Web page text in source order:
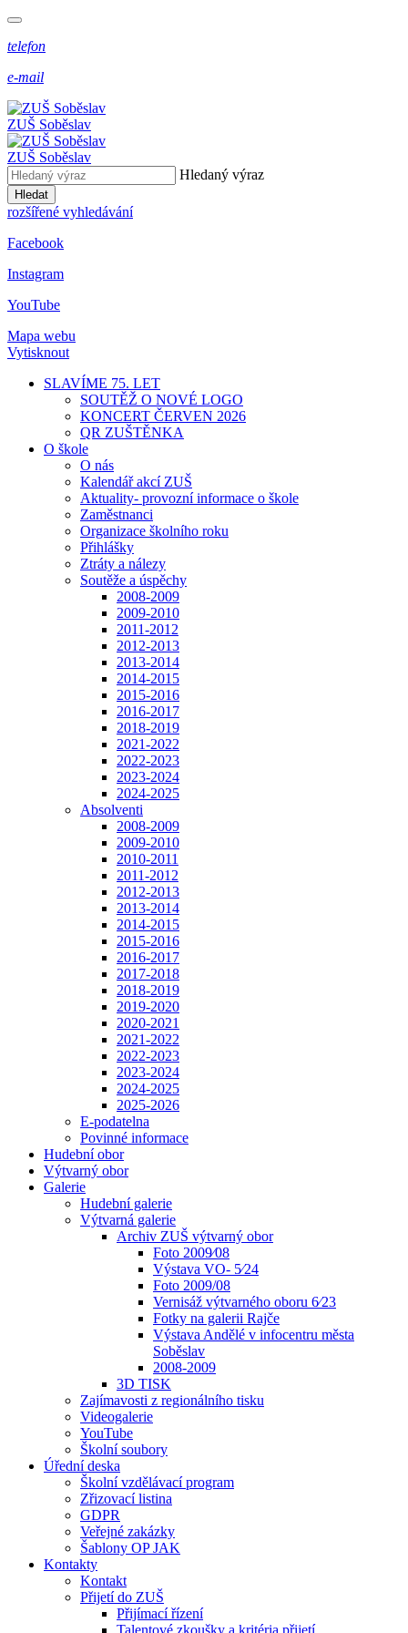
telefon
e-mail
ZUŠ Soběslav
ZUŠ Soběslav
Hledaný výraz
Hledat
rozšířené vyhledávání
Facebook
Instagram
YouTube
Mapa webu
Vytisknout
SLAVÍME 75. LET
SOUTĚŽ O NOVÉ LOGO
KONCERT ČERVEN 2026
QR ZUŠTĚNKA
O škole
O nás
Kalendář akcí ZUŠ
Aktuality- provozní informace o škole
Zaměstnanci
Organizace školního roku
Přihlášky
Ztráty a nálezy
Soutěže a úspěchy
2008-2009
2009-2010
2011-2012
2012-2013
2013-2014
2014-2015
2015-2016
2016-2017
2018-2019
2021-2022
2022-2023
2023-2024
2024-2025
Absolventi
2008-2009
2009-2010
2010-2011
2011-2012
2012-2013
2013-2014
2014-2015
2015-2016
2016-2017
2017-2018
2018-2019
2019-2020
2020-2021
2021-2022
2022-2023
2023-2024
2024-2025
2025-2026
E-podatelna
Povinné informace
Hudební obor
Výtvarný obor
Galerie
Hudební galerie
Výtvarná galerie
Archiv ZUŠ výtvarný obor
Foto 2009⁄08
Výstava VO- 5⁄24
Foto 2009/08
Vernisáž výtvarného oboru 6⁄23
Fotky na galerii Rajče
Výstava Andělé v infocentru města
Soběslav
2008-2009
3D TISK
Zajímavosti z regionálního tisku
Videogalerie
YouTube
Školní soubory
Úřední deska
Školní vzdělávací program
Zřizovací listina
GDPR
Veřejné zakázky
Šablony OP JAK
Kontakty
Kontakt
Přijetí do ZUŠ
Přijímací řízení
Talentové zkoušky a kritéria přijetí